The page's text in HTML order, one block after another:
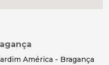
América - Bragança